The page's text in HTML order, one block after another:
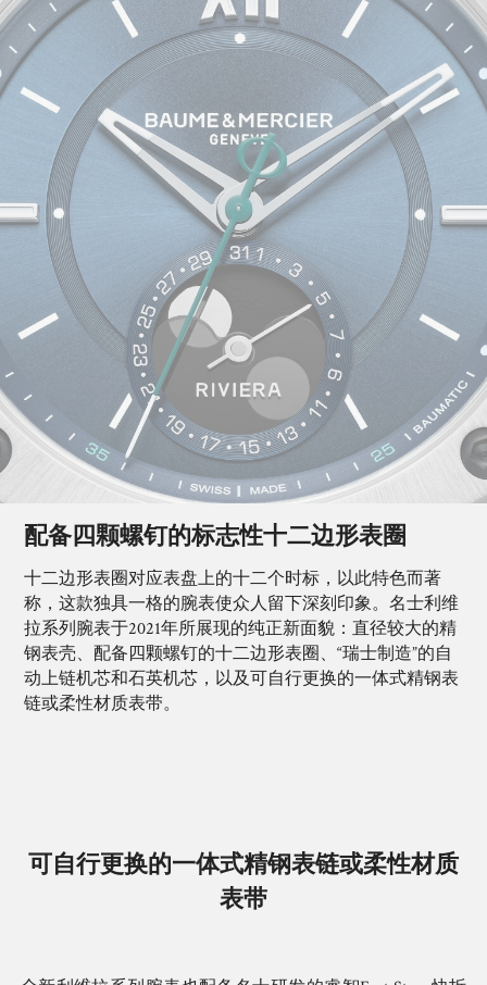
配备四颗螺钉的标志性十二边形表圈
十二边形表圈对应表盘上的十二个时标，以此特色而著
称，这款独具一格的腕表使众人留下深刻印象。名士利维
拉系列腕表于2021年所展现的纯正新面貌：直径较大的精
钢表壳、配备四颗螺钉的十二边形表圈、“瑞士制造”的自
动上链机芯和石英机芯，以及可自行更换的一体式精钢表
链或柔性材质表带。
可自行更换的一体式精钢表链或柔性材质
表带